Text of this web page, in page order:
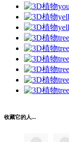
收藏它的人...